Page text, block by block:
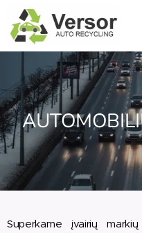
Superkame įvairių